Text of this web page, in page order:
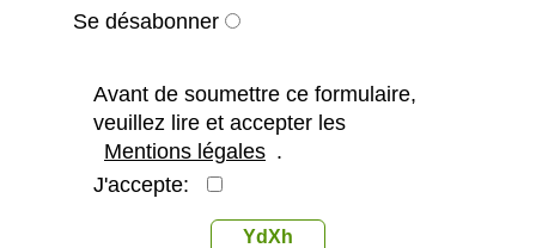
Se désabonner
Avant de soumettre ce formulaire,
veuillez lire et accepter les
Mentions légales .
J'accepte:
YdXh